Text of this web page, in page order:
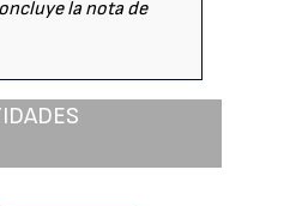
la nota de